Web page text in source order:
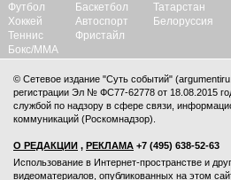
Футбол
Хоккей
Теннис
Бокс/ММА
Баскетбол
Автоспорт
Фристайл
Татарстан
Белоруссия
© Сетевое издание "Суть событий"
регистрации Эл № ФС77-62778 от 18.08.2015
службой по надзору в сфере связи,
коммуникаций (Роскомнадзор).
О РЕДАКЦИИ , РЕКЛАМА +7 (495) 638-52-63
Использование в Интернет-пространстве и
видеоматериалов, опубликованных на этом